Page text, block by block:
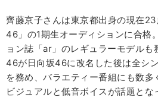
齊藤京子さんは東京都出身の現在
46」の1期生オーディションに合格
ョン誌「ar」のレギュラーモデルも
46が日向坂46に改名した後は全シ
を務め、バラエティー番組にも数多
ビジュアルと低音ボイスが話題とな